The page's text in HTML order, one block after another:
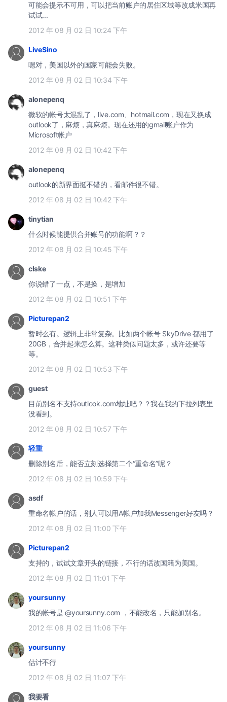
可能会提示不可用，可以把当前账户的居住区域等改成米国再
试试...
2012 年 08 月 02 日 10:24 下午
LiveSino
嗯对，美国以外的国家可能会失败。
2012 年 08 月 02 日 10:34 下午
alonepenq
微软的帐号太混乱了，live.com、hotmail.com，现在又换成
outlook了，麻烦，真麻烦。现在还用的gmail账户作为
Microsoft帐户
2012 年 08 月 02 日 10:42 下午
alonepenq
outlook的新界面挺不错的，看邮件很不错。
2012 年 08 月 02 日 10:42 下午
tinytian
什么时候能提供合并账号的功能啊？？
2012 年 08 月 02 日 10:45 下午
clske
你说错了一点，不是换，是增加
2012 年 08 月 02 日 10:51 下午
Picturepan2
暂时么有。逻辑上非常复杂。比如两个帐号 SkyDrive 都用了
20GB，合并起来怎么算。这种类似问题太多，或许还要等
等。
2012 年 08 月 02 日 10:53 下午
guest
目前别名不支持outlook.com地址吧？？我在我的下拉列表里
没看到。
2012 年 08 月 02 日 10:57 下午
轻重
删除别名后，能否立刻选择第二个“重命名”呢？
2012 年 08 月 02 日 10:59 下午
asdf
重命名帐户的话，别人可以用A帐户加我Messenger好友吗？
2012 年 08 月 02 日 11:00 下午
Picturepan2
支持的，试试文章开头的链接，不行的话改国籍为美国。
2012 年 08 月 02 日 11:01 下午
yoursunny
我的帐号是 @yoursunny.com ，不能改名，只能加别名。
2012 年 08 月 02 日 11:06 下午
yoursunny
估计不行
2012 年 08 月 02 日 11:07 下午
我要看